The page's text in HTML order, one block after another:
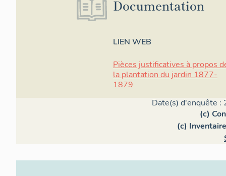
Documentation
LIEN WEB
Pièces justificatives à propos
la plantation du jardin 1877-
1879
Date(s) d'enquête :
(c)
(c)